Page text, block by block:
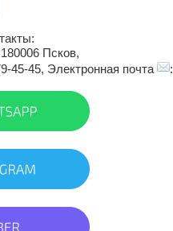
180006 Псков,
45-45, Электронная почта :